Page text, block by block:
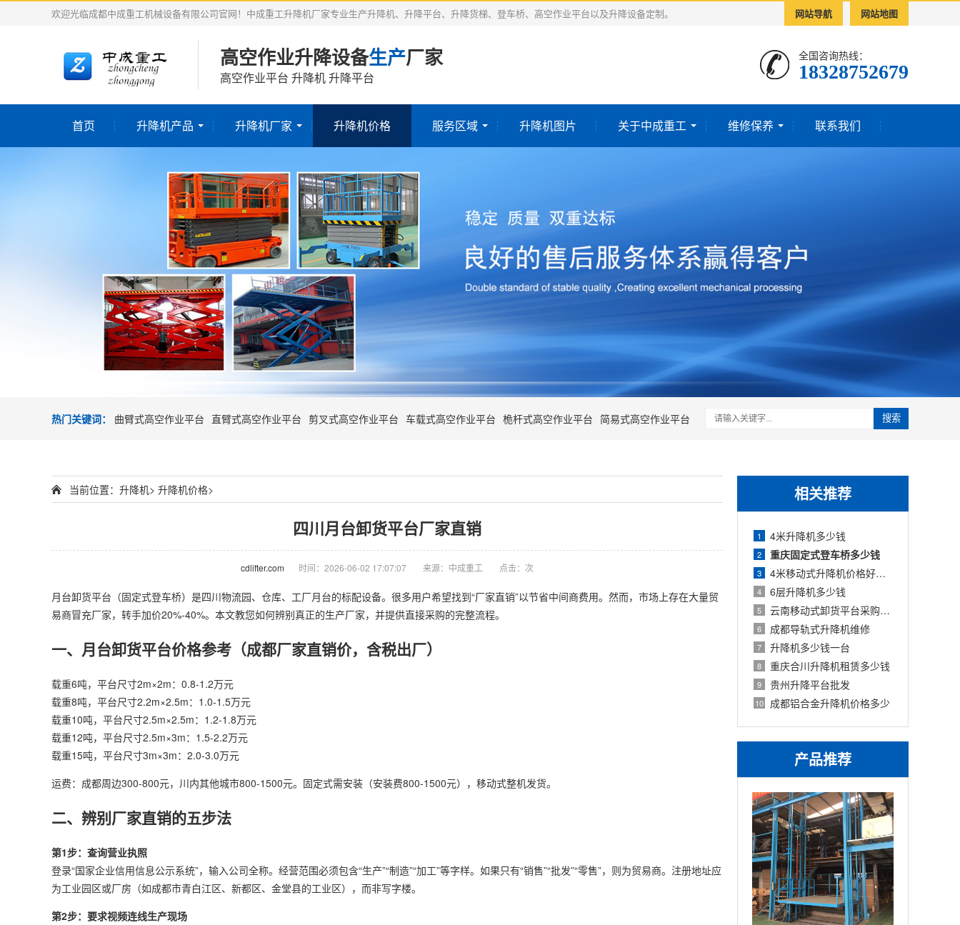
网站导航 网站地图
欢迎光临成都中成重工机械设备有限公司官网！中成重工升降机厂家专业生产升降机、升降平台、升降货梯、登车桥、高空作业平台以及升降设备定制。
高空作业升降设备生产厂家
高空作业平台 升降机 升降平台
全国咨询热线：
18328752679‬
首页 升降机产品 升降机厂家 升降机价格 服务区域 升降机图片 关于中成重工 维修保养 联系我们
热门关键词： 曲臂式高空作业平台 直臂式高空作业平台 剪叉式高空作业平台 车载式高空作业平台 桅杆式高空作业平台 简易式高空作业平台 搜索
相关推荐
1 4米升降机多少钱
2 重庆固定式登车桥多少钱
3 4米移动式升降机价格好多钱
4 6层升降机多少钱
5 云南移动式卸货平台采购指南
6 成都导轨式升降机维修
7 升降机多少钱一台
8 重庆合川升降机租赁多少钱
9 贵州升降平台批发
10 成都铝合金升降机价格多少
产品推荐
当前位置： 升降机> 升降机价格>
四川月台卸货平台厂家直销
cdlifter.com 时间：2026-06-02 17:07:07 来源：中成重工 点击： 次
月台卸货平台（固定式登车桥）是四川物流园、仓库、工厂月台的标配设备。很多用户希望找到“厂家直销”以节省中间商费用。然而，市场上存在大量贸
易商冒充厂家，转手加价20%-40%。本文教您如何辨别真正的生产厂家，并提供直接采购的完整流程。
一、月台卸货平台价格参考（成都厂家直销价，含税出厂）
载重6吨，平台尺寸2m×2m：0.8-1.2万元
载重8吨，平台尺寸2.2m×2.5m：1.0-1.5万元
载重10吨，平台尺寸2.5m×2.5m：1.2-1.8万元
载重12吨，平台尺寸2.5m×3m：1.5-2.2万元
载重15吨，平台尺寸3m×3m：2.0-3.0万元
运费：成都周边300-800元，川内其他城市800-1500元。固定式需安装（安装费800-1500元），移动式整机发货。
二、辨别厂家直销的五步法
第1步：查询营业执照
登录“国家企业信用信息公示系统”，输入公司全称。经营范围必须包含“生产”“制造”“加工”等字样。如果只有“销售”“批发”“零售”，则为贸易商。注册地址应
为工业园区或厂房（如成都市青白江区、新都区、金堂县的工业区），而非写字楼。
第2步：要求视频连线生产现场